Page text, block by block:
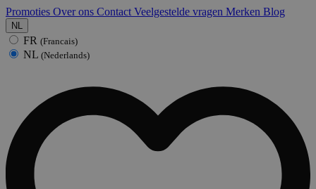
Promoties Over ons Contact Veelgestelde vragen Merken Blog
NL
FR (Francais)
NL (Nederlands)